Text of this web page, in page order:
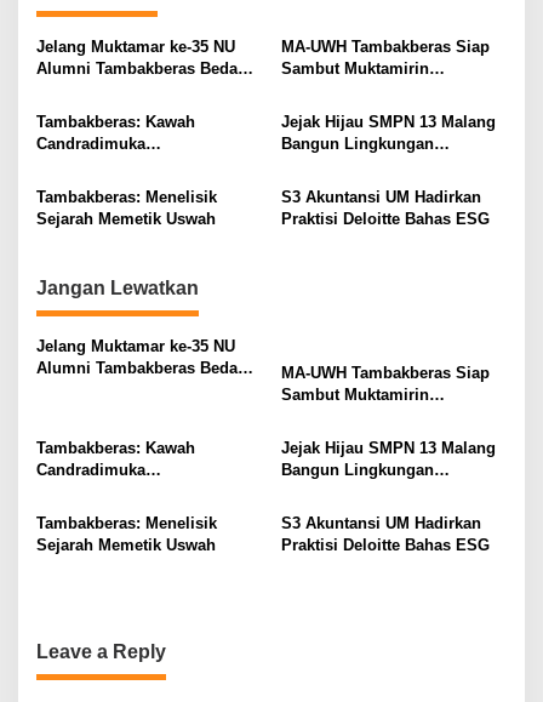
v
i
a
i
o
n
Jelang Muktamar ke-35 NU
Alumni Tambakberas Bedah
MA-UWH Tambakberas Siap
Sambut Muktamirin
Tambakberas: Kawah
Candradimuka
Ulama
Jejak Hijau SMPN 13 Malang
Bangun Lingkungan
Tambakberas: Menelisik
Sejarah Memetik Uswah
S3 Akuntansi UM Hadirkan
Praktisi Deloitte Bahas ESG
Jangan Lewatkan
Jelang Muktamar ke-35 NU
Alumni Tambakberas Bedah
MA-UWH Tambakberas Siap
Sambut Muktamirin
Tambakberas: Kawah
Candradimuka
Ulama
Jejak Hijau SMPN 13 Malang
Bangun Lingkungan
Tambakberas: Menelisik
Sejarah Memetik Uswah
S3 Akuntansi UM Hadirkan
Praktisi Deloitte Bahas ESG
Leave a Reply